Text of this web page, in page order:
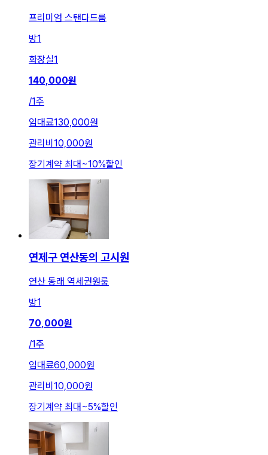
프리미엄 스탠다드룸
방1
화장실1
140,000원
/1주
임대료130,000원
관리비 10,000원
장기계약 최대~10%할인
연제구 연산동의 고시원
연산 동래 역세권원룸
방1
70,000원
/1주
임대료60,000원
관리비 10,000원
장기계약 최대~5%할인